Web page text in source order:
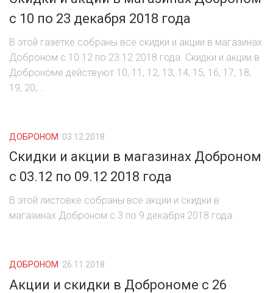
с 10 по 23 декабря 2018 года
В этой газетке собраны все скидки и акции в магазинах
Доброном с 10.12 по 23.12 2018 года. Скидки и акции в
Доброноме действуют 10, 11, 12, 13, 14, 15, 16, 17, 18,
19, 20,...
ДОБРОНОМ 03.12.2018
Скидки и акции в магазинах Доброном
с 03.12 по 09.12 2018 года
В этой листовке собраны все акции и скидки в
магазинах Доброном с 3 по 9 декабря 2018 года.
ДОБРОНОМ 26.11.2018
Акции и скидки в Доброноме с 26